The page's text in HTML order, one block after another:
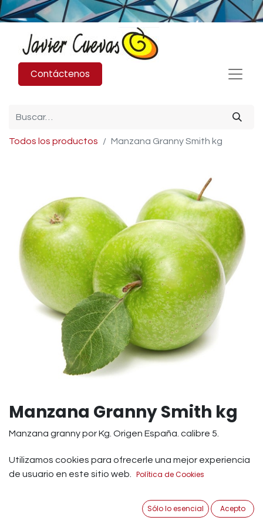
Contáctenos
Todos los productos Manzana Granny Smith kg
Manzana Granny Smith kg
Manzana granny por Kg. Origen España. calibre 5.
Para los paladares amantes de los sabores ácidos, sin
duda esta variedad de manzana es su reina. La manzana
punto de vista nutritivo ya que contiene gran cantidad
de sales minerales y sus principales vitaminas son A, B y
Utilizamos cookies para ofrecerle una mejor experiencia
de usuario en este sitio web. Política de Cookies
Sólo lo esencial Acepto